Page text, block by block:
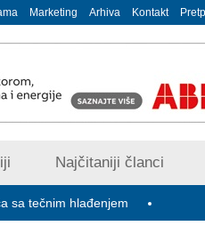
Marketing Arhiva Kontakt
Najčitaniji članci
Minimalac 2027: